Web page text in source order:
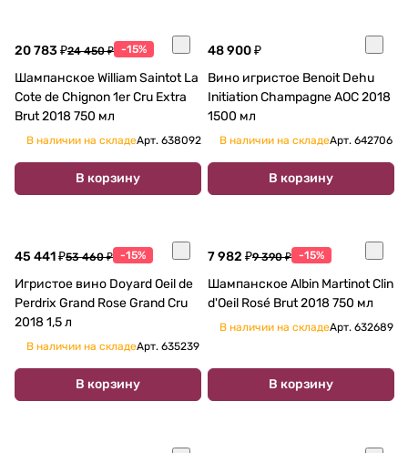
20 783 ₽24 450 ₽ -15%
Шампанское William Saintot La
Cote de Chignon 1er Cru Extra
Brut 2018 750 мл
В наличии на складеАрт. 638092
В корзину
48 900 ₽
Вино игристое Benoit Dehu
Initiation Champagne AOC 2018
1500 мл
В наличии на складеАрт. 642706
В корзину
45 441 ₽53 460 ₽ -15%
Игристое вино Doyard Oeil de
Perdrix Grand Rose Grand Cru
2018 1,5 л
В наличии на складеАрт. 635239
В корзину
7 982 ₽9 390 ₽ -15%
Шампанское Albin Martinot Clin
d'Oeil Rosé Brut 2018 750 мл
В наличии на складеАрт. 632689
В корзину